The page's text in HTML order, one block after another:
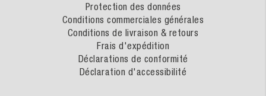
Protection des données
Conditions commerciales générales
Conditions de livraison & retours
Frais d'expédition
Déclarations de conformité
Déclaration d'accessibilité